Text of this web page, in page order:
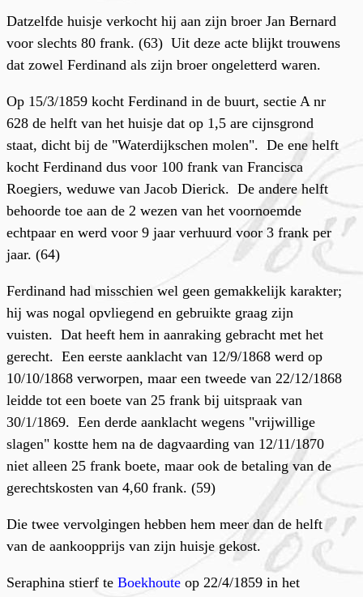
Datzelfde huisje verkocht hij aan zijn broer Jan Bernard
voor slechts 80 frank. (63) Uit deze acte blijkt trouwens
dat zowel Ferdinand als zijn broer ongeletterd waren.
Op 15/3/1859 kocht Ferdinand in de buurt, sectie A nr
628 de helft van het huisje dat op 1,5 are cijnsgrond
staat, dicht bij de "Waterdijkschen molen". De ene helft
kocht Ferdinand dus voor 100 frank van Francisca
Roegiers, weduwe van Jacob Dierick. De andere helft
behoorde toe aan de 2 wezen van het voornoemde
echtpaar en werd voor 9 jaar verhuurd voor 3 frank per
jaar. (64)
Ferdinand had misschien wel geen gemakkelijk karakter;
hij was nogal opvliegend en gebruikte graag zijn
vuisten. Dat heeft hem in aanraking gebracht met het
gerecht. Een eerste aanklacht van 12/9/1868 werd op
10/10/1868 verworpen, maar een tweede van 22/12/1868
leidde tot een boete van 25 frank bij uitspraak van
30/1/1869. Een derde aanklacht wegens "vrijwillige
slagen" kostte hem na de dagvaarding van 12/11/1870
niet alleen 25 frank boete, maar ook de betaling van de
gerechtskosten van 4,60 frank. (59)
Die twee vervolgingen hebben hem meer dan de helft
van de aankoopprijs van zijn huisje gekost.
Seraphina stierf te Boekhoute op 22/4/1859 in het